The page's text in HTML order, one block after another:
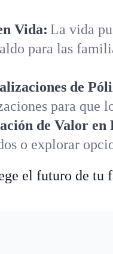
Vida: La vida
para las
de
para que
de Valor en
o explorar
el futuro de tu